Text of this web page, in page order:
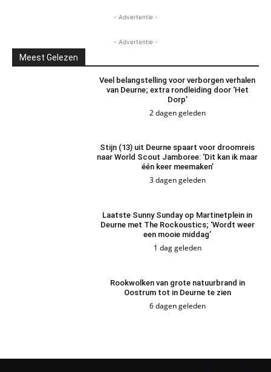
- Advertentie -
- Advertentie -
Meest Gelezen
Veel belangstelling voor verborgen verhalen
van Deurne; extra rondleiding door ‘Het
Dorp’
2 dagen geleden
Stijn (13) uit Deurne spaart voor droomreis
naar World Scout Jamboree: ‘Dit kan ik maar
één keer meemaken’
3 dagen geleden
Laatste Sunny Sunday op Martinetplein in
Deurne met The Rockoustics; ‘Wordt weer
een mooie middag’
1 dag geleden
Rookwolken van grote natuurbrand in
Oostrum tot in Deurne te zien
6 dagen geleden